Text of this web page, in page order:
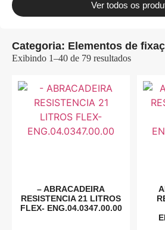
Ver todos os
Categoria: Elementos de
Exibindo 1–40 de 79 resultados
– ABRACADEIRA
RESISTENCIA 21 LITROS
FLEX- ENG.04.0347.00.00